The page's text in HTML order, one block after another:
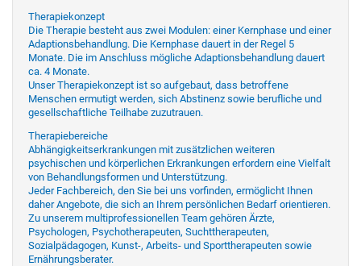
Therapiekonzept
Die Therapie besteht aus zwei Modulen: einer Kernphase und einer
Adaptionsbehandlung. Die Kernphase dauert in der Regel 5
Monate. Die im Anschluss mögliche Adaptionsbehandlung dauert
ca. 4 Monate.
Unser Therapiekonzept ist so aufgebaut, dass betroffene
Menschen ermutigt werden, sich Abstinenz sowie berufliche und
gesellschaftliche Teilhabe zuzutrauen.
Therapiebereiche
Abhängigkeitserkrankungen mit zusätzlichen weiteren
psychischen und körperlichen Erkrankungen erfordern eine Vielfalt
von Behandlungsformen und Unterstützung.
Jeder Fachbereich, den Sie bei uns vorfinden, ermöglicht Ihnen
daher Angebote, die sich an Ihrem persönlichen Bedarf orientieren.
Zu unserem multiprofessionellen Team gehören Ärzte,
Psychologen, Psychotherapeuten, Suchttherapeuten,
Sozialpädagogen, Kunst-, Arbeits- und Sporttherapeuten sowie
Ernährungsberater.